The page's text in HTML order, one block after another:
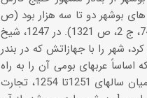
بوشهر دو تا سه هزار بود (ص
154). در 1246، خانهای دشتستان ، بندر بوشهر را غارت کردند (فسائی ، ج 1، ص 746، ج 2، ص 1321). در 1247، شیخ
1215)، در بندر بوشهر شورش کرد، شهر را با جهازاتش که در بندر
عربهای بومی آن را به راه
انداخته بودند، به شکست انجامید (رضاقلی هدایت ، ج 10، ص 33ـ34، 42ـ44). میان سالهای 1251تا 1254، تجارت